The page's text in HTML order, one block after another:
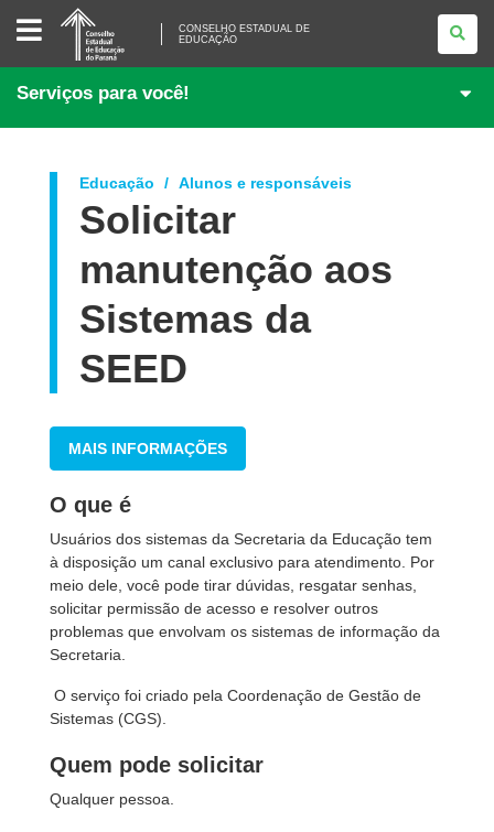
CONSELHO
ESTADUAL
EDUCAÇÃO
CONSELHO ESTADUAL DE
EDUCAÇÃO
Serviços para você!
Educação Alunos e responsáveis
Solicitar
manutenção aos
Sistemas da
SEED
MAIS INFORMAÇÕES
O que é
Usuários dos sistemas da Secretaria da Educação tem
à disposição um canal exclusivo para atendimento. Por
meio dele, você pode tirar dúvidas, resgatar senhas,
solicitar permissão de acesso e resolver outros
problemas que envolvam os sistemas de informação da
Secretaria.
O serviço foi criado pela Coordenação de Gestão de
Sistemas (CGS).
Quem pode solicitar
Qualquer pessoa.